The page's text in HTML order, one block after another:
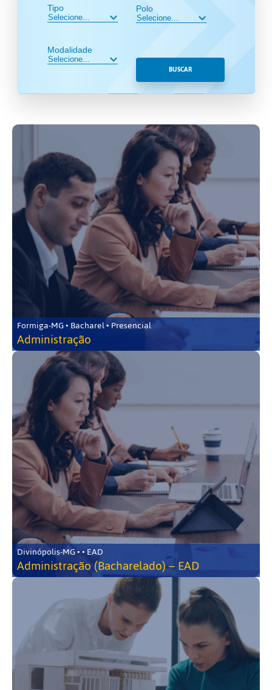
Tipo
Modalidade
Polo
BUSCAR
Formiga-MG • Bacharel • Presencial
Administração
Divinópolis-MG • • EAD
Administração (Bacharelado) – EAD